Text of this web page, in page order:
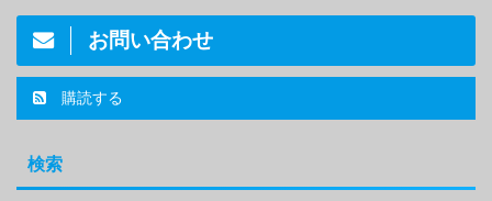
お問い合わせ
購読する
検索